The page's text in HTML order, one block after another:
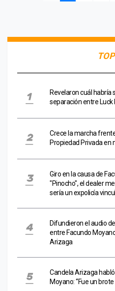
Revelaron cuál habría
separación entre Luck
Crece la marcha
Propiedad Privada en
Giro en la causa de
"Pinocho", el dealer
sería un expolicía
Difundieron el audio
entre Facundo
Arizaga
Candela Arizaga
Moyano: “Fue un